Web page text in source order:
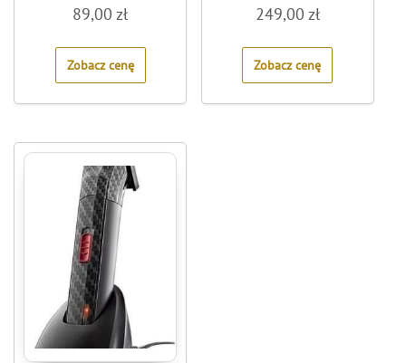
0
5
89,00zł
Zobacz cenę
0
5
249,00 zł
Zobacz cenę